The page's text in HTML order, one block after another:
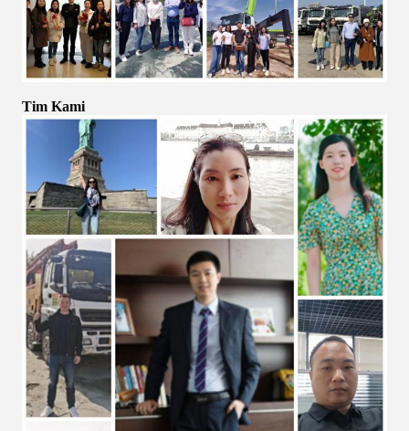
Tim Kami